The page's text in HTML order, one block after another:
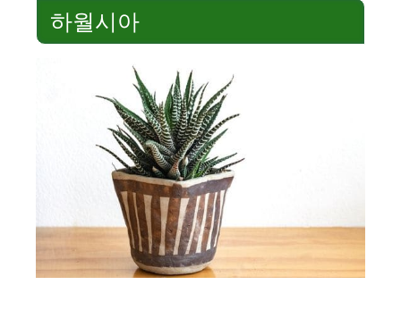
하월시아